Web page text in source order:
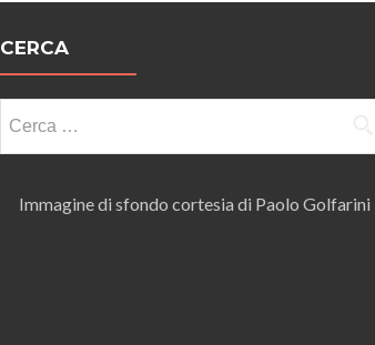
CERCA
per:
Immagine di sfondo cortesia di Paolo Golfarini